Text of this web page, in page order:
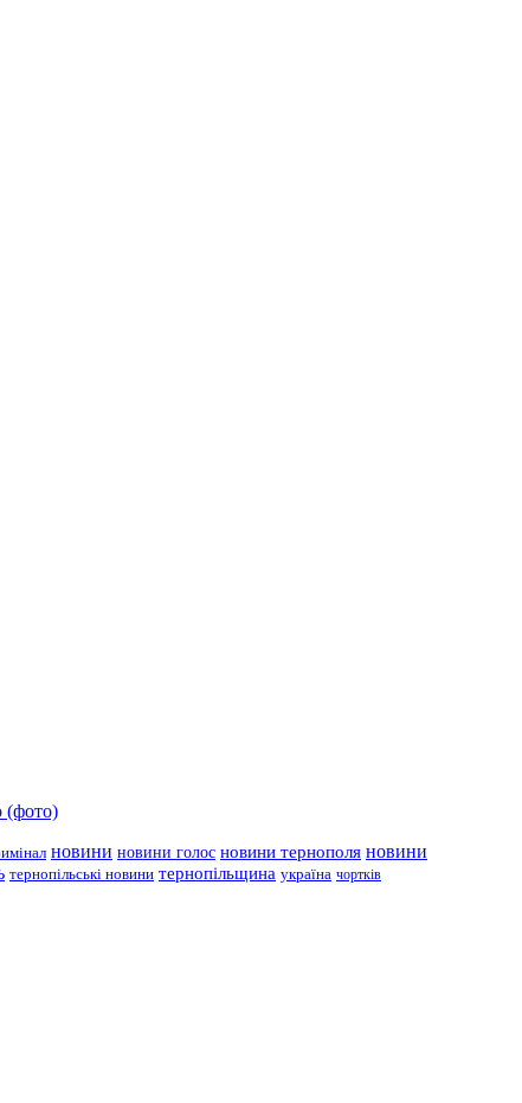
(фото)
новини новини голос новини тернополя новини
тернопільські новини тернопільщина україна чортків